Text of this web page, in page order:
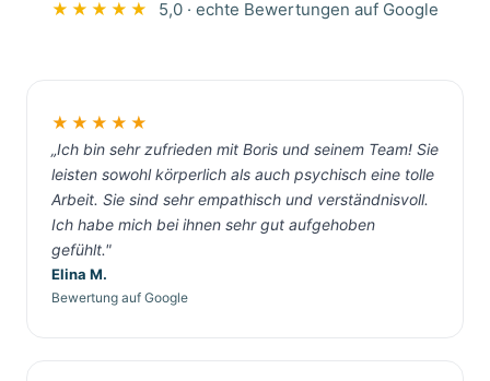
★★★★★ 5,0 · echte Bewertungen auf Google
★★★★★
„Ich bin sehr zufrieden mit Boris und seinem Team! Sie
leisten sowohl körperlich als auch psychisch eine tolle
Arbeit. Sie sind sehr empathisch und verständnisvoll.
Ich habe mich bei ihnen sehr gut aufgehoben
gefühlt."
Elina M.
Bewertung auf Google